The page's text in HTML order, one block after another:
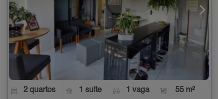
2 quartos 1 suíte 1 vaga 55 m²